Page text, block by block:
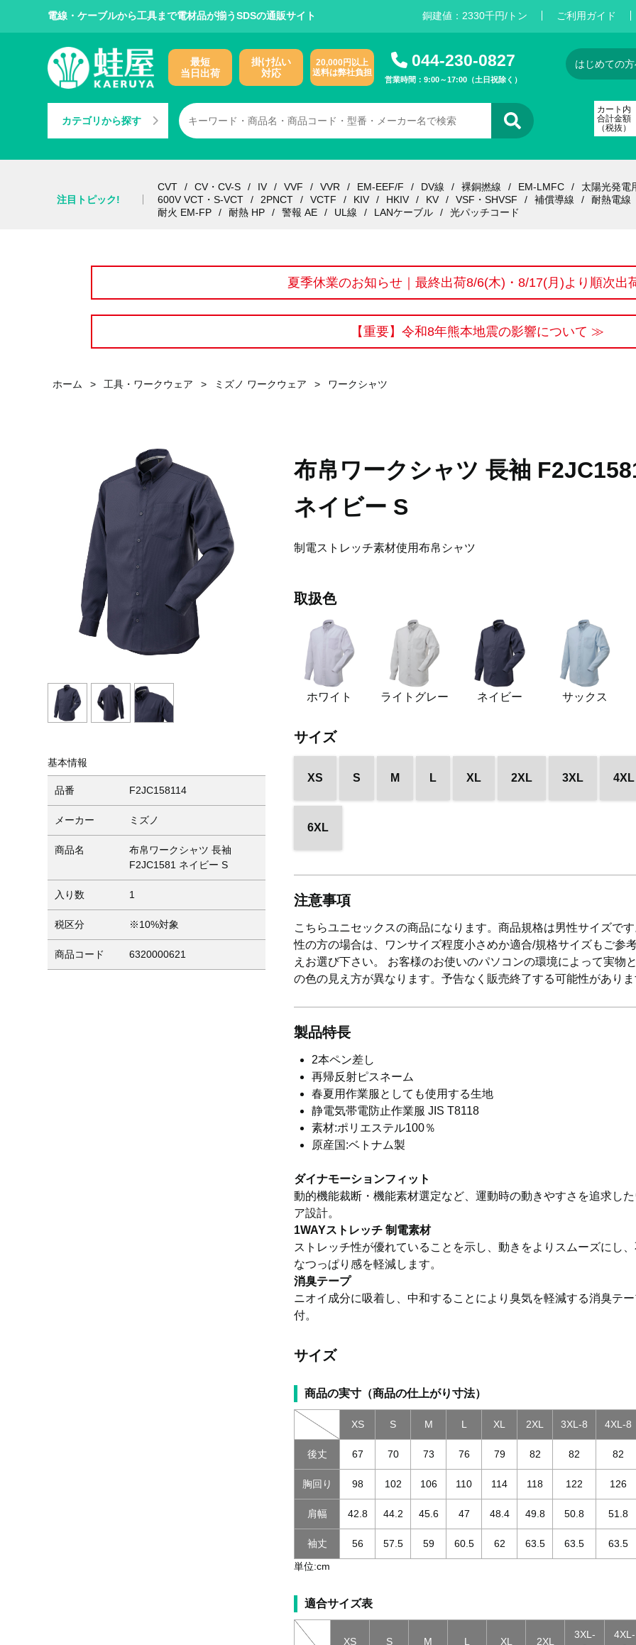
電線・ケーブルから工具まで電材品が揃うSDSの通販サイト 銅建値： 2330千円/トン ご利用ガイド
最短
当日出荷
掛け払い
対応
20,000円以上
送料は弊社負担
044-230-0827
営業時間：9:00～17:00（土日祝除く）
カテゴリから探す
はじめての
カート内
合計金額
（税抜）
注目トピック!
CVT CV・CV-S IV VVF VVR EM-EEF/F DV線 裸銅撚線 EM-LMFC 太陽光発電
600V VCT・S-VCT
2PNCT VCTF KIV HKIV KV VSF・SHVSF 補償導線 耐熱電線
耐火 EM-FP
耐熱 HP 警報 AE UL線 LANケーブル 光パッチコード
夏季休業のお知らせ｜最終出荷8/6(木)・8/17(月)より順次出
【重要】令和8年熊本地震の影響について ≫
ホーム > 工具・ワークウェア > ミズノ ワークウェア > ワークシャツ
基本情報
品番 F2JC158114
メーカー ミズノ
商品名
布帛ワークシャツ 長袖
F2JC1581 ネイビー S
入り数 1
税区分 ※10%対象
商品コード 6320000621
布帛ワークシャツ 長袖
ネイビー S
制電ストレッチ素材使用布帛シャツ
取扱色
ホワイト ライトグレー ネイビー サックス
サイズ
XS S M L XL 2XL 3XL 4XL
6XL
注意事項
こちらユニセックスの商品になります。商品規格は男性サイズで
性の方の場合は、ワンサイズ程度小さめか適合/規格サイズもご参
えお選び下さい。 お客様のお使いのパソコンの環境によって実物
の色の見え方が異なります。予告なく販売終了する可能性がありま
製品特長
2本ペン差し
再帰反射ピスネーム
春夏用作業服としても使用する生地
静電気帯電防止作業服 JIS T8118
素材:ポリエステル100％
原産国:ベトナム製
ダイナモーションフィット
動的機能裁断・機能素材選定など、運動時の動きやすさを追求し
ア設計。
1WAYストレッチ 制電素材
ストレッチ性が優れていることを示し、動きをよりスムーズにし
なつっぱり感を軽減します。
消臭テープ
ニオイ成分に吸着し、中和することにより臭気を軽減する消臭テ
付。
サイズ
商品の実寸（商品の仕上がり寸法）
XS S M L XL 2XL 3XL-8 4XL-8
後丈 67 70 73 76 79 82 82 82
胸回り 98 102 106 110 114 118 122 126
肩幅 42.8 44.2 45.6 47 48.4 49.8 50.8 51.8
袖丈 56 57.5 59 60.5 62 63.5 63.5 63.5
単位:cm
適合サイズ表
XS S M L XL 2XL
3XL-
4XL-